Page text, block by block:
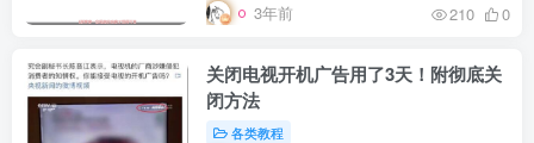
3年前 210 0
关闭电视开机广告用了3天！附彻底关
闭方法
各类教程